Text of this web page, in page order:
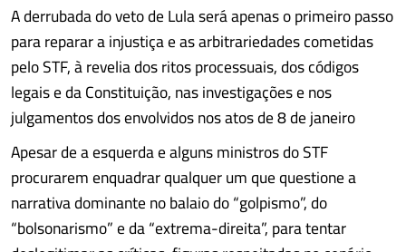
A derrubada do veto de Lula será apenas o primeiro passo
para reparar a injustiça e as arbitrariedades cometidas
pelo STF, à revelia dos ritos processuais, dos códigos
legais e da Constituição, nas investigações e nos
julgamentos dos envolvidos nos atos de 8 de janeiro
Apesar de a esquerda e alguns ministros do STF
procurarem enquadrar qualquer um que questione a
narrativa dominante no balaio do “golpismo”, do
“bolsonarismo” e da “extrema-direita”, para tentar